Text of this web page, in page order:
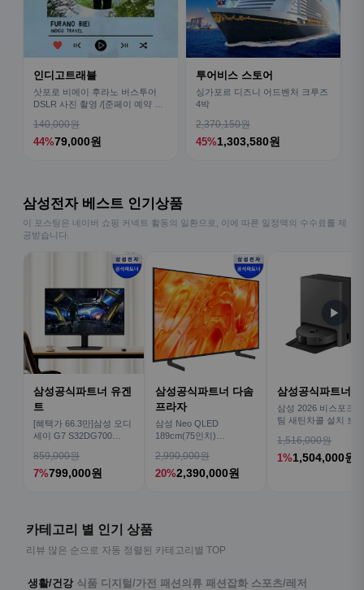
인디고트래블
삿포로 비에이 후라노 버스투어
DSLR 사진 촬영 /[준페이 예약 식
140,000원
44%79,000원
투어비스 스토어
싱가포르 디즈니 어드벤처 크루즈
4박
2,370,150원
45%1,303,580원
삼성전자 베스트 인기상품
이 포스팅은 네이버 쇼핑 커넥트 활동의 일환으로, 이에 따른 일정액의 수수료를 제
공받습니다.
삼성공식파트너 유겐
트
[혜택가 66.3만]삼성 오디
세이 G7 S32DG700
859,000원
7%799,000원
삼성공식파트너 다솜
프라자
삼성 Neo QLED
189cm(75인치)
TV
2,990,000원
20%2,390,000원
삼성공식파트너
삼성 2026 비스포크
팀 새틴차콜 설치 보
1,516,000원
1%1,504,000원
▶
카테고리 별 인기 상품
리뷰 많은 순으로 자동 정렬된 카테고리별 TOP
생활/건강 식품 디지털/가전 패션의류 패션잡화 스포츠/레저